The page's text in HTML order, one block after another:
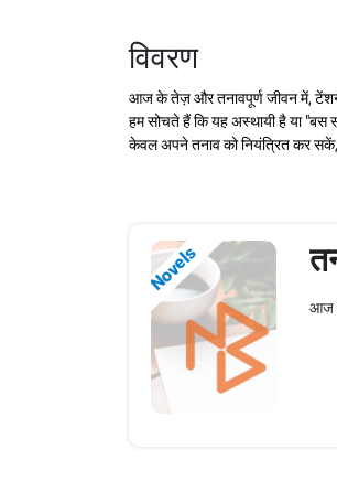
विवरण
आज के तेज़ और तनावपूर्ण जीवन में, टेंशन
हम सोचते हैं कि यह अस्थायी है या "बस
केवल अपने तनाव को नियंत्रित कर
Novels
आज